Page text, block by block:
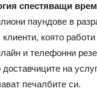
спестяващи
паундове в
която
и телефонни
на
печалбите си.